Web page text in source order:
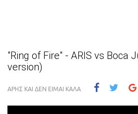
"Ring of Fire" - ARIS vs Boca
version)
ΑΡΗΣ ΚΑΙ ΔΕΝ ΕΙΜΑΙ ΚΑΛΑ